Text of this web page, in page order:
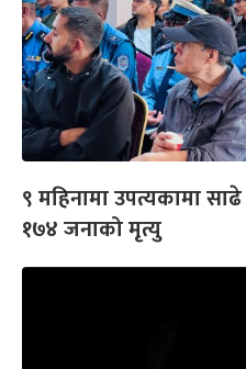
९ महिनामा उपत्यकामा
१७४ जनाको मृत्यु